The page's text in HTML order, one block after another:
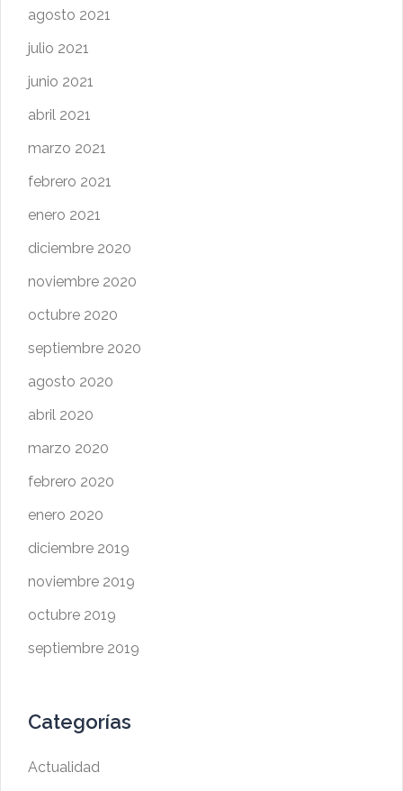
agosto 2021
julio 2021
junio 2021
abril 2021
marzo 2021
febrero 2021
enero 2021
diciembre 2020
noviembre 2020
octubre 2020
septiembre 2020
agosto 2020
abril 2020
marzo 2020
febrero 2020
enero 2020
diciembre 2019
noviembre 2019
octubre 2019
septiembre 2019
Categorías
Actualidad